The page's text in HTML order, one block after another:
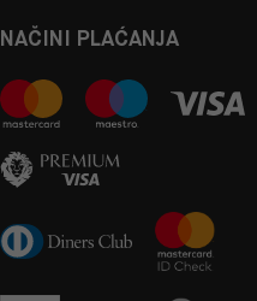
NAČINI PLAĆANJA